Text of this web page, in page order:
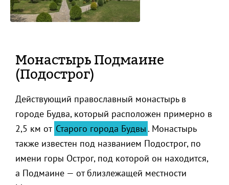
Монастырь Подмаине
(Подострог)
Действующий православный монастырь в
городе Будва, который расположен примерно в
2,5 км от Старого города Будвы . Монастырь
также известен под названием Подострог, по
имени горы Острог, под которой он находится,
а Подмаине — от близлежащей местности